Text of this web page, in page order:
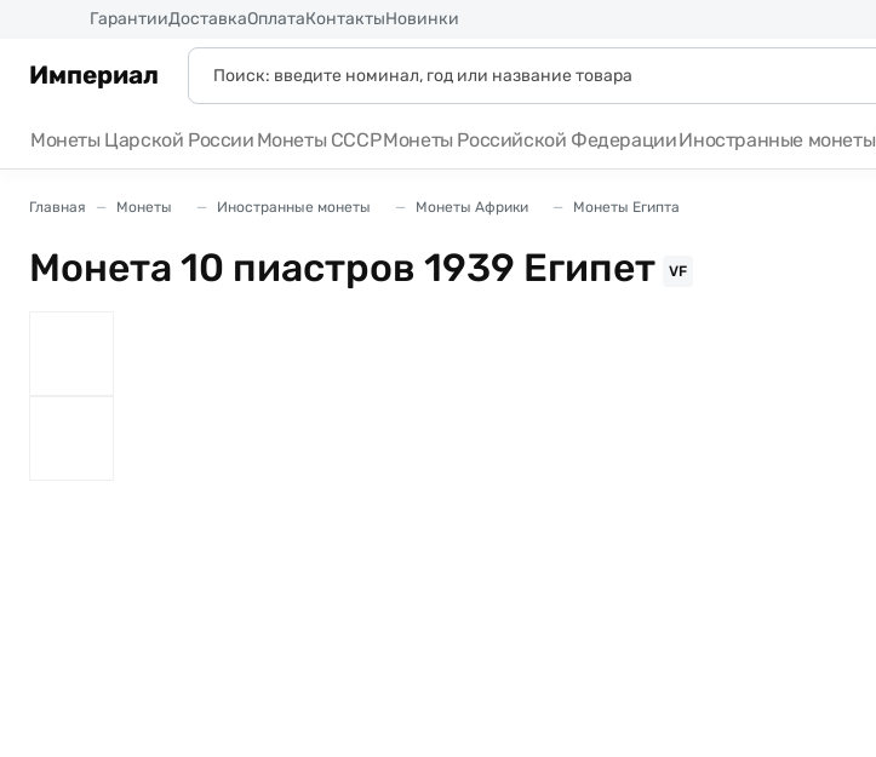
ГарантииДоставкаОплатаКонтактыНовинки
Империал
Монеты Царской России Монеты СССРМонеты Российской ФедерацииИностранные монеты
Главная Монеты Иностранные монеты Монеты Африки Монеты Египта
Монета 10 пиастров 1939 Египет VF